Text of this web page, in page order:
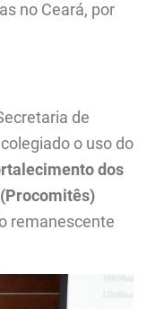
no Ceará, por
de
o uso do
dos
remanescente